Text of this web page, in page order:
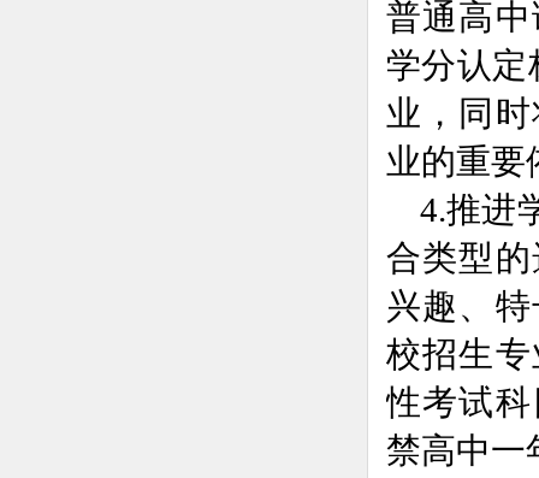
普通高
学分认定
业，同
业的重要
4.推进
合类型
兴趣、
校招生
性考试
禁高中一